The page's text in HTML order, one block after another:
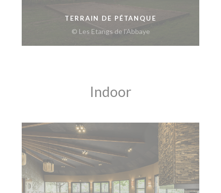
TERRAIN DE PÉTANQUE
© Les Etangs de l'Abbaye
Indoor